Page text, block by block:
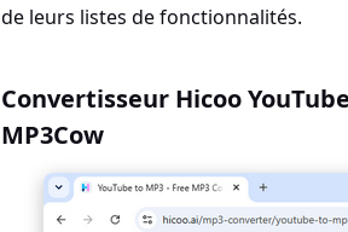
de leurs listes de fonctionnalités.
Convertisseur Hicoo
MP3Cow